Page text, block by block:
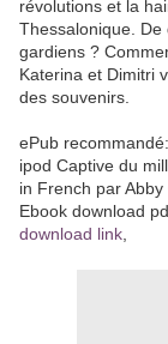
révolutions et la
Thessalonique.
gardiens ?
Katerina et Dimitri
des souvenirs.
ePub
ipod Captive du
in French par
Ebook download
download link